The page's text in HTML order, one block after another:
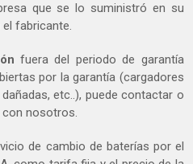
que se lo suministró en su
fabricante.
fuera del periodo de garantía
por la garantía (cargadores
etc..), puede contactar o
con nosotros.
de cambio de baterías por el